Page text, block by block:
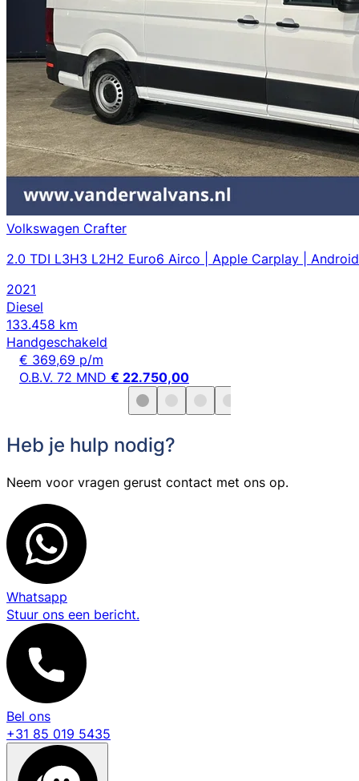
Volkswagen Crafter
2.0 TDI L3H3 L2H2 Euro6 Airco | Apple Carplay |
2021
Diesel
133.458 km
Handgeschakeld
€ 369,69 p/m
O.B.V. 72 MND € 22.750,00
Heb je hulp nodig?
Neem voor vragen gerust contact met ons op.
Whatsapp
Stuur ons een bericht.
Bel ons
+31 85 019 5435